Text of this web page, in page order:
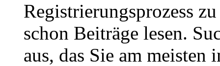
Registrierungsprozess
schon Beiträge lesen.
aus, das Sie am meisten